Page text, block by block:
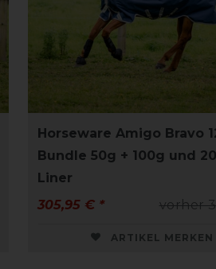
Horseware Amigo Bravo
Bundle 50g + 100g und
Liner
vorher
305,95 € *
ARTIKEL MERKEN